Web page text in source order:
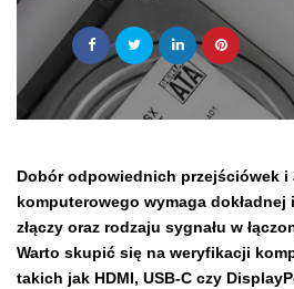
Dobór odpowiednich przejściówek
komputerowego wymaga
złączy oraz rodzaju sygnału w
Warto skupić się na weryfikacji
takich jak HDMI, USB-C czy